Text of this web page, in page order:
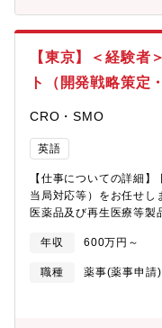
ー、QC点検、作成に伴
成に伴う管理（進捗管
請後の照会事項回答案
イオ後続品等の一般的名
JAN申請・届出資料の作
の作成、レビュー、QC
署との連携、調整等）・
検、作成に伴う管理（進
プ人数は約25名で、製
トが多く在籍していま
を高めることができる
【東京】＜経験者
ト（開発戦略策定
CRO・SMO
英語
【仕事についての詳細
当局対応等）をお任せし
医薬品及び再生医療等製
本における臨床データ
Regulatory pathwayの
ド・相談資料の作成、
への出席【募集背景】
年収 600万円～
職種
薬事(薬事申請)